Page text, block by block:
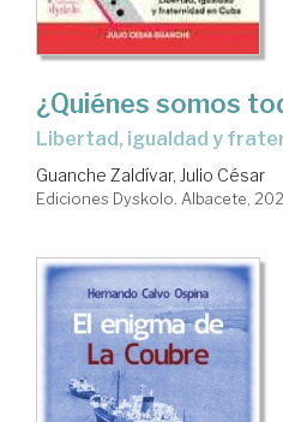
¿Quiénes somos
libertad, igualdad y
Guanche Zaldívar, Julio César
Ediciones Dyskolo. Albacete,